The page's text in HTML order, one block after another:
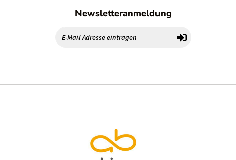
Newsletteranmeldung